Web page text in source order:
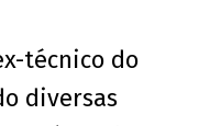
técnico do
diversas